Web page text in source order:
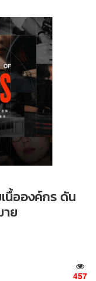
นื้อองค์กร ดัน
ย
457